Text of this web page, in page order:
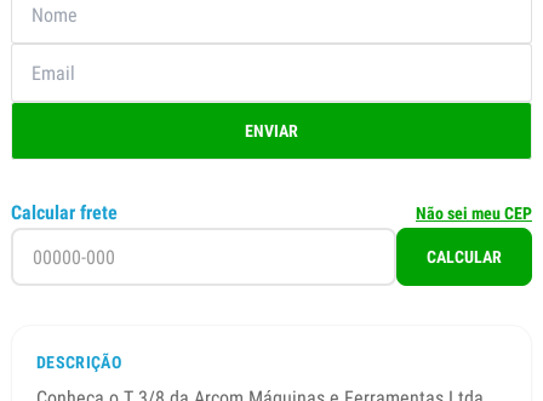
ENVIAR
Calcular frete Não sei meu CEP
CALCULAR
DESCRIÇÃO